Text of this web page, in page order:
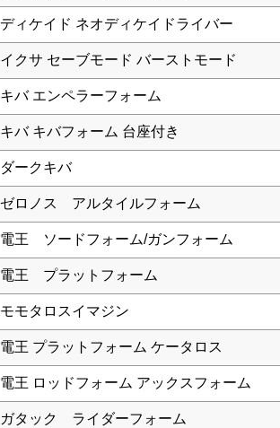
ディケイド ネオディケイドライバー
イクサ セーブモード バーストモード
キバ エンペラーフォーム
キバ キバフォーム 台座付き
ダークキバ
ゼロノス アルタイルフォーム
電王 ソードフォーム/ガンフォーム
電王 プラットフォーム
モモタロスイマジン
電王 プラットフォーム ケータロス
電王 ロッドフォーム アックスフォーム
ガタック ライダーフォーム